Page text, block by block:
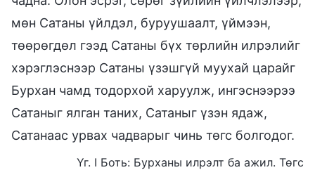
мөн Сатаны үйлдэл, буруушаалт, үймээн,
төөрөгдөл гээд Сатаны бүх төрлийн илрэлийг
хэрэглэснээр Сатаны үзэшгүй муухай царайг
Бурхан чамд тодорхой харуулж, ингэснээрээ
Сатаныг ялган таних, Сатаныг үзэн ядаж,
Сатанаас урвах чадварыг чинь төгс болгодог.
Үг. I Боть: Бурханы илрэлт ба ажил. Төгс